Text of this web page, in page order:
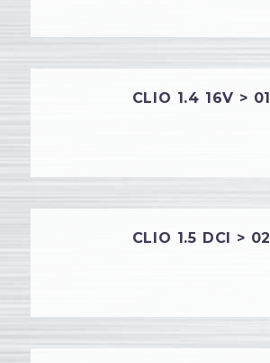
CLIO 1.4 16V > 01
CLIO 1.5 DCI > 02